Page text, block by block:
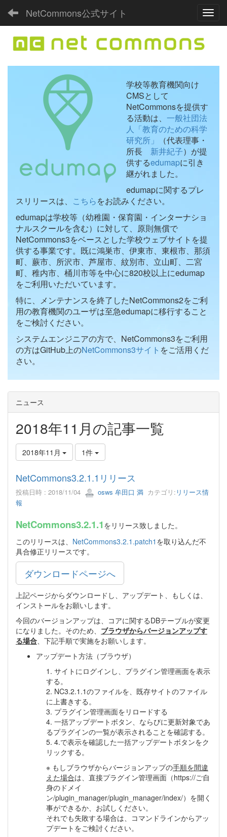
NetCommons公式サイト
学校等教育機関向け
CMSとして
NetCommonsを提供す
る活動は、 一般社団法
人「教育のための科学
研究所」
（代表理事・
所長 新井紀子）が提
供するedumapに引き
継がれました。
edumapに関するプレ
スリリースは、 こちらをお読みください。
edumapは学校等（幼稚園・保育園・インターナショ
ナルスクールを含む）に対して、原則無償で
NetCommons3をベースとした学校ウェブサイトを提
供する事業です。既に鴻巣市、伊東市、東根市、那須
町、蕨市、所沢市、芦屋市、紋別市、立山町、二宮
町、稚内市、桶川市等を中心に820校以上にedumap
をご利用いただいています。
特に、メンテナンスを終了したNetCommons2をご利
用の教育機関のユーザは至急edumapに移行すること
をご検討ください。
システムエンジニアの方で、NetCommons3をご利用
の方はGitHub上のNetCommons3サイト をご活用くだ
さい。
ニュース
2018年11月の記事一覧
2018年11月 1件
NetCommons3.2.1.1リリース
投稿日時 : 2018/11/04 osws 牟田口 満 カテゴリ: リリース情
報
NetCommons3.2.1.1 をリリース致しました。
このリリースは、 NetCommons3.2.1.patch1 を取り込んだ不
具合修正リリースです。
ダウンロードページへ
上記ページからダウンロードし、アップデート、もしくは、
インストールをお願いします。
今回のバージョンアップは、コアに関するDBテーブルが変更
になりました。そのため、 ブラウザからバージョンアップす
る場合 、下記手順で実施をお願いします。
アップデート方法（ブラウザ）
1. サイトにログインし、プラグイン管理画面を表示
する。
2. NC3.2.1.1のファイルを、既存サイトのファイル
に上書きする。
3. プラグイン管理画面をリロードする
4. 一括アップデートボタン、ならびに更新対象であ
るプラグインの一覧が表示されることを確認する。
5. 4.で表示を確認した一括アップデートボタンをク
リックする。
※ もしブラウザからバージョンアップの手順を間違
えた場合は、直接プラグイン管理画面（https://ご自
身のドメイ
ン/plugin_manager/plugin_manager/index/）を開く
事ができるか、お試しください。
それでも失敗する場合は、コマンドラインからアッ
プデートをご検討ください。